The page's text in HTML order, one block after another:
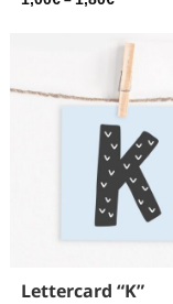
Lettercard “K”